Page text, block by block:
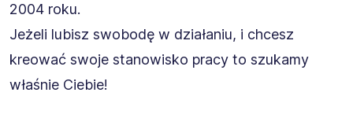
2004 roku.
Jeżeli lubisz swobodę w działaniu, i chcesz
kreować swoje stanowisko pracy to szukamy
właśnie Ciebie!